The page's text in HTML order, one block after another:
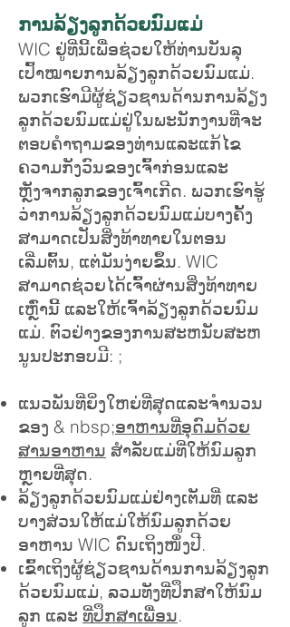
ການລ້ຽງລູກດ້ວຍນົມແມ່
WIC ຢູ່ທີ່ນີ້ເພື່ອຊ່ວຍໃຫ້ທ່ານບັນລຸ
ເປົ້າໝາຍການລ້ຽງລູກດ້ວຍນົມແມ່.
ພວກເຮົາມີຜູ້ຊ່ຽວຊານດ້ານການລ້ຽງ
ລູກດ້ວຍນົມແມ່ຢູ່ໃນພະນັກງານທີ່ຈະ
ຕອບຄໍາຖາມຂອງທ່ານແລະແກ້ໄຂ
ຄວາມກັງວົນຂອງເຈົ້າກ່ອນແລະ
ຫຼັງຈາກລູກຂອງເຈົ້າເກີດ. ພວກເຮົາຮູ້
ວ່າການລ້ຽງລູກດ້ວຍນົມແມ່ບາງຄັ້ງ
ສາມາດເປັນສິ່ງທ້າທາຍໃນຕອນ
ເລີ່ມຕົ້ນ, ແຕ່ມັນງ່າຍຂຶ້ນ. WIC
ສາມາດຊ່ວຍໄດ້ເຈົ້າຜ່ານສິ່ງທ້າທາຍ
ເຫຼົ່ານີ້ ແລະໃຫ້ເຈົ້າລ້ຽງລູກດ້ວຍນົມ
ແມ່. ຕົວ​ຢ່າງ​ຂອງ​ການ​ສະ​ຫນັບ​ສະ​ຫ
ນູນ​ປະ​ກອບ​ມີ​: ​;
ແນວ​ພັນ​ທີ່​ຍິ່ງ​ໃຫຍ່​ທີ່​ສຸດ​ແລະ​ຈໍາ​ນວນ​
ຂອງ & nbsp​;ອາຫານທີ່ອຸດົມດ້ວຍ
ສານອາຫານ ສຳລັບແມ່ທີ່ໃຫ້ນົມລູກ
ຫຼາຍທີ່ສຸດ.
ລ້ຽງລູກດ້ວຍນົມແມ່ຢ່າງເຕັມທີ່ ແລະ
ບາງສ່ວນໃຫ້ແມ່ໃຫ້ນົມລູກດ້ວຍ
ອາຫານ WIC ດົນເຖິງໜຶ່ງປີ.
ເຂົ້າເຖິງຜູ້ຊ່ຽວຊານດ້ານການລ້ຽງລູກ
ດ້ວຍນົມແມ່, ລວມທັງທີ່ປຶກສາໃຫ້ນົມ
ລູກ ແລະ ທີ່ປຶກສາເພື່ອນ.